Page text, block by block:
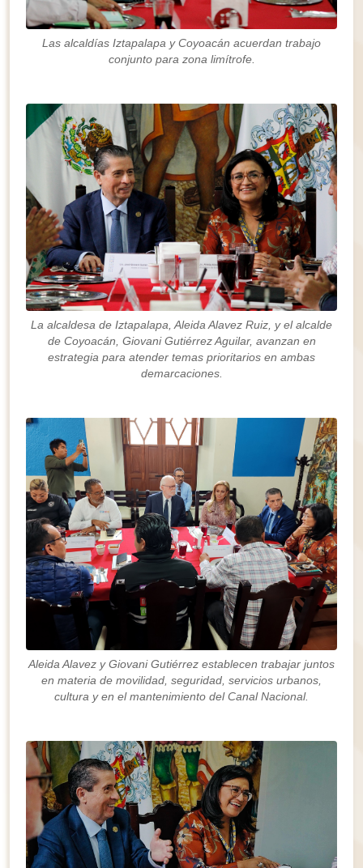
Las alcaldías Iztapalapa y Coyoacán acuerdan trabajo
conjunto para zona limítrofe.
La alcaldesa de Iztapalapa, Aleida Alavez Ruiz, y el alcalde
de Coyoacán, Giovani Gutiérrez Aguilar, avanzan en
estrategia para atender temas prioritarios en ambas
demarcaciones.
Aleida Alavez y Giovani Gutiérrez establecen trabajar juntos
en materia de movilidad, seguridad, servicios urbanos,
cultura y en el mantenimiento del Canal Nacional.